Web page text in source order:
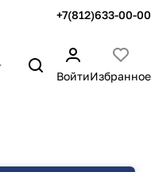
+7(812)633-00-00
ВойтиИзбранное